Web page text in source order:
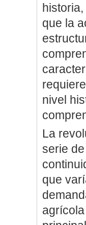
que la
nivel
La
serie
que